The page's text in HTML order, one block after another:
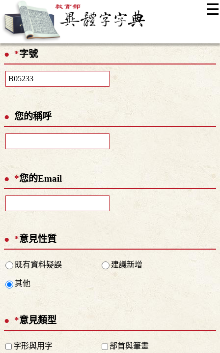
☰
最新消息
EN
*字號
您的稱呼
*您的Email
*意見性質
既有資料疑誤 建議新增
其他
*意見類型
字形與用字 部首與筆畫